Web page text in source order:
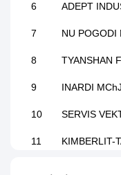
6 ADEPT
7 NU POGODI
8 TYANSHAN
9 INARDI MChJ
10 SERVIS
11 KIMBERLIT-